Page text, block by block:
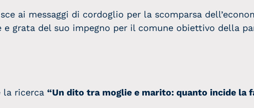
ai messaggi di cordoglio per la scomparsa
e grata del suo impegno per il comune obiettivo della
la ricerca “Un dito tra moglie e marito: quanto incide la